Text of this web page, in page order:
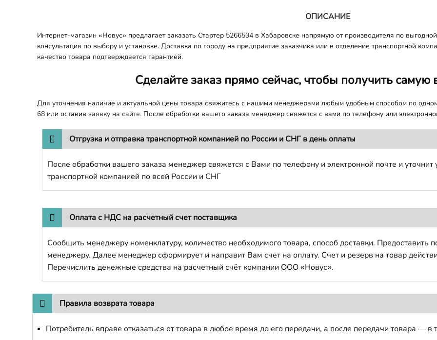
ОПИСАНИЕ
Интернет-магазин «Новус» предлагает заказать Стартер 5266534 в Хабаровске напрямую от производителя по
консультация по выбору и установке. Доставка по городу на предприятие заказчика или в отделение транспортной
качество товара подтверждается гарантией.
Сделайте заказ прямо сейчас, чтобы получить
Для уточнения наличие и актуальной цены товара свяжитесь с нашими менеджерами любым удобным способом по
68 или оставив заявку на сайте. После обработки вашего заказа менеджер свяжется с вами по телефону или
Отгрузка и отправка транспортной компанией по России и СНГ в день оплаты
После обработки вашего заказа менеджер свяжется с Вами по телефону и электронной почте и
транспортной компанией по всей России и СНГ
Оплата с НДС на расчетный счет поставщика
Сообщить менеджеру номенклатуру, количество необходимого товара, способ доставки.
менеджеру. Далее менеджер сформирует и направит Вам счет на оплату. Счет и резерв на товар
Перечислить денежные средства на расчетный счёт компании ООО «Новус».
Правила возврата товара
Потребитель вправе отказаться от товара в любое время до его передачи, а после передачи товара — в